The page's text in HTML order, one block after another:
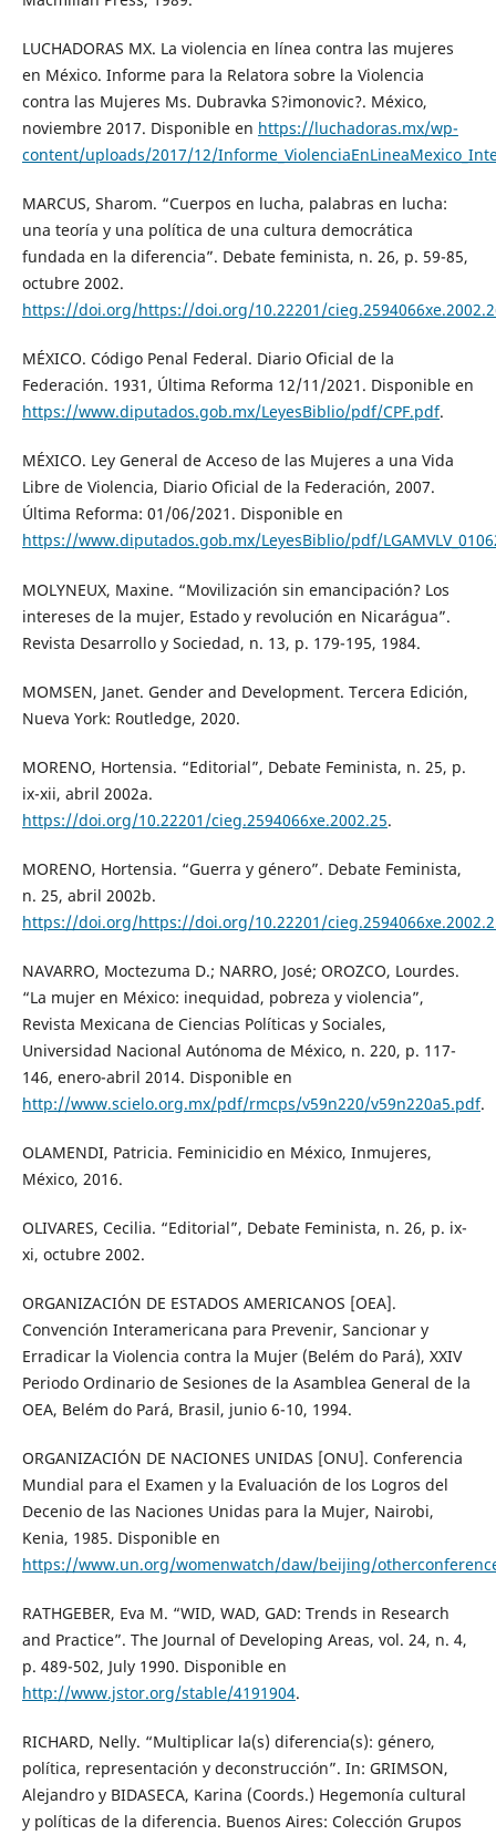
LUCHADORAS MX. La violencia en línea contra las mujeres
en México. Informe para la Relatora sobre la Violencia
contra las Mujeres Ms. Dubravka S?imonovic?. México,
noviembre 2017. Disponible en https://luchadoras.mx/wp-
content/uploads/2017/12/
MARCUS, Sharom. “Cuerpos en lucha, palabras en lucha:
una teoría y una política de una cultura democrática
fundada en la diferencia”. Debate feminista, n. 26, p. 59-85,
octubre 2002.
https://doi.org/https://doi.org/10.22201/
MÉXICO. Código Penal Federal. Diario Oficial de la
Federación. 1931, Última Reforma 12/11/2021. Disponible en
https://www.diputados.gob.mx/LeyesBiblio/pdf/CPF.pdf.
MÉXICO. Ley General de Acceso de las Mujeres a una Vida
Libre de Violencia, Diario Oficial de la Federación, 2007.
Última Reforma: 01/06/2021. Disponible en
https://www.diputados.gob.mx/LeyesBiblio/pdf/
MOLYNEUX, Maxine. “Movilización sin emancipación? Los
intereses de la mujer, Estado y revolución en Nicarágua”.
Revista Desarrollo y Sociedad, n. 13, p. 179-195, 1984.
MOMSEN, Janet. Gender and Development. Tercera Edición,
Nueva York: Routledge, 2020.
MORENO, Hortensia. “Editorial”, Debate Feminista, n. 25, p.
ix-xii, abril 2002a.
https://doi.org/10.22201/cieg.2594066xe.2002.25.
MORENO, Hortensia. “Guerra y género”. Debate Feminista,
n. 25, abril 2002b.
https://doi.org/https://doi.org/10.22201/
NAVARRO, Moctezuma D.; NARRO, José; OROZCO, Lourdes.
“La mujer en México: inequidad, pobreza y violencia”,
Revista Mexicana de Ciencias Políticas y Sociales,
Universidad Nacional Autónoma de México, n. 220, p. 117-
146, enero-abril 2014. Disponible en
http://www.scielo.org.mx/pdf/rmcps/v59n220/v59n220a5.pdf.
OLAMENDI, Patricia. Feminicidio en México, Inmujeres,
México, 2016.
OLIVARES, Cecilia. “Editorial”, Debate Feminista, n. 26, p. ix-
xi, octubre 2002.
ORGANIZACIÓN DE ESTADOS AMERICANOS [OEA].
Convención Interamericana para Prevenir, Sancionar y
Erradicar la Violencia contra la Mujer (Belém do Pará), XXIV
Periodo Ordinario de Sesiones de la Asamblea General de la
OEA, Belém do Pará, Brasil, junio 6-10, 1994.
ORGANIZACIÓN DE NACIONES UNIDAS [ONU]. Conferencia
Mundial para el Examen y la Evaluación de los Logros del
Decenio de las Naciones Unidas para la Mujer, Nairobi,
Kenia, 1985. Disponible en
https://www.un.org/womenwatch/daw/beijing/
RATHGEBER, Eva M. “WID, WAD, GAD: Trends in Research
and Practice”. The Journal of Developing Areas, vol. 24, n. 4,
p. 489-502, July 1990. Disponible en
http://www.jstor.org/stable/4191904.
RICHARD, Nelly. “Multiplicar la(s) diferencia(s): género,
política, representación y deconstrucción”. In: GRIMSON,
Alejandro y BIDASECA, Karina (Coords.) Hegemonía cultural
y políticas de la diferencia. Buenos Aires: Colección Grupos